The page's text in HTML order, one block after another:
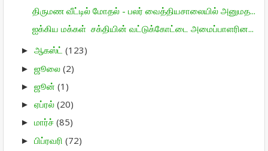
திருமண வீட்டில் மோதல் - பலர் வைத்தியசாலையில் அனுமத...
ஐக்கிய மக்கள் சக்தியின் வட்டுக்கோட்டை அமைப்பாளரின...
► ஆகஸ்ட் (123)
► ஜூலை (2)
► ஜூன் (1)
► ஏப்ரல் (20)
► மார்ச் (85)
► பிப்ரவரி (72)